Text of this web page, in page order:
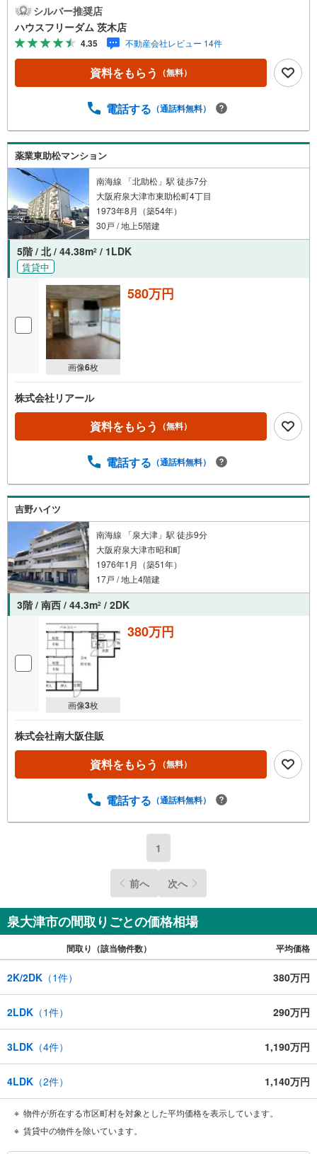
の良い環境です【お買い物施設】・アルザタウン泉大津:徒
歩8分・オークワ泉大津店:徒歩9分・セブンイレブン泉大津
市役所前店:徒歩4分・スギ薬局泉大津東雲店:徒歩4分・ホ
ームセンターコーナン南海泉大津店:徒歩7分【教育施
設】・泉大津市立旭小学校:徒歩14分・泉大津市立東陽中学
校:徒歩9分【その他施設】・医療法人吉川会吉川病院:徒歩
≫*≪*≫*≪現地見学のご予約、物件詳細はお気軽にお問合
ッズスペース・授乳室（エアコン・空気清浄機設置）がご
ざいます（19時以降も問合せ対応）≫*≪*≫*≪*≫*≪*≫*
≪*≫*≪*≫*≪*≫*≪
シルバー推奨店
ハウスフリーダム 茨木店
4.35 不動産会社レビュー 14件
資料をもらう （無料）
電話する （通話料無料）
薬業東助松マンション
南海線 「北助松」駅 徒歩7分
大阪府泉大津市東助松町4丁目
1973年8月（築54年）
30戸 / 地上5階建
5階 / 北 / 44.38m2 / 1LDK
賃貸中
画像6枚
580万円
株式会社リアール
資料をもらう （無料）
電話する （通話料無料）
吉野ハイツ
南海線 「泉大津」駅 徒歩9分
大阪府泉大津市昭和町
1976年1月（築51年）
17戸 / 地上4階建
3階 / 南西 / 44.3m2 / 2DK
画像3枚
380万円
株式会社南大阪住販
資料をもらう （無料）
電話する （通話料無料）
1
前へ 次へ
泉大津市の間取りごとの価格相場
間取り（該当物件数） 平均価格
2K/2DK （1件） 380万円
2LDK （1件） 290万円
3LDK （4件） 1,190万円
4LDK （2件） 1,140万円
物件が所在する市区町村を対象とした平均価格を表示しています。
賃貸中の物件を除いています。